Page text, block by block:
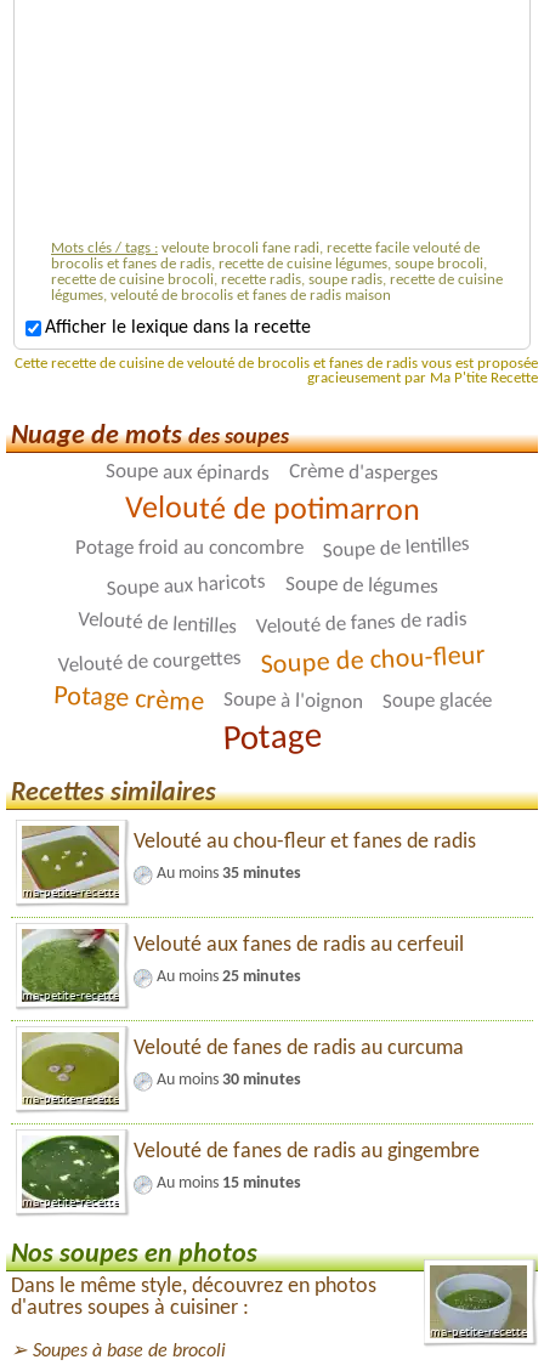
Mots clés / tags : veloute brocoli fane radi, recette facile velouté de
brocolis et fanes de radis, recette de cuisine légumes, soupe brocoli,
recette de cuisine brocoli, recette radis, soupe radis, recette de cuisine
légumes, velouté de brocolis et fanes de radis maison
Afficher le lexique dans la recette
Cette recette de cuisine de velouté de brocolis et fanes de radis vous est proposée
gracieusement par Ma P'tite Recette
Nuage de motsdes soupes
Soupe aux épinards Crème d'asperges
Velouté de potimarron
Potage froid au concombre Soupe de lentilles
Soupe aux haricots Soupe de légumes
Velouté de lentilles Velouté de fanes de radis
Velouté de courgettes Soupe de chou-fleur
Potage crème Soupe à l'oignon Soupe glacée
Potage
Recettes similaires
Velouté au chou-fleur et fanes de radis
Au moins 35 minutes
Velouté aux fanes de radis au cerfeuil
Au moins 25 minutes
Velouté de fanes de radis au curcuma
Au moins 30 minutes
Velouté de fanes de radis au gingembre
Au moins 15 minutes
Nos soupes en photos
Dans le même style, découvrez en photos
d'autres soupes à cuisiner :
Soupes à base de brocoli